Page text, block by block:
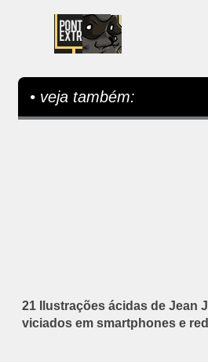
• veja também:
21 Ilustrações ácidas de Jean
viciados em smartphones e